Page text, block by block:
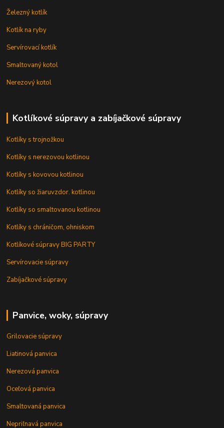
Železný kotlík
Kotlík na ryby
Servírovací kotlík
Smaltovaný kotol
Nerezový kotol
Kotlíkové súpravy a zabíjačkové súpravy
Kotlíky s trojnožkou
Kotlíky s nerezovou kotlinou
Kotlíky s kovovou kotlinou
Kotlíky so žiaruvzdor. kotlinou
Kotlíky so smaltovanou kotlinou
Kotlíky s chráničom, ohniskom
Kotlíkové súpravy BIG PARTY
Servírovacie súpravy
Zabíjačkové súpravy
Panvice, woky, súpravy
Grilovacie súpravy
Liatinová panvica
Nerezová panvica
Oceľová panvica
Smaltovaná panvica
Nepriľnavá panvica